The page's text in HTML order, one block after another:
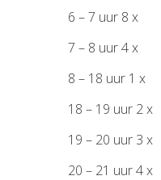
6 – 7 uur 8 x
7 – 8 uur 4 x
8 – 18 uur 1 x
18 – 19 uur 2 x
19 – 20 uur 3 x
20 – 21 uur 4 x